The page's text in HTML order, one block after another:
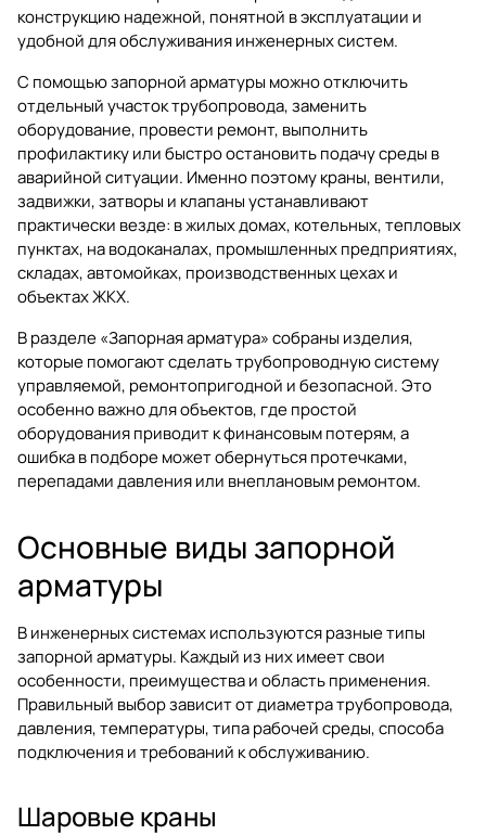
конструкцию надежной, понятной в эксплуатации и
удобной для обслуживания инженерных систем.
С помощью запорной арматуры можно отключить
отдельный участок трубопровода, заменить
оборудование, провести ремонт, выполнить
профилактику или быстро остановить подачу среды в
аварийной ситуации. Именно поэтому краны, вентили,
задвижки, затворы и клапаны устанавливают
практически везде: в жилых домах, котельных, тепловых
пунктах, на водоканалах, промышленных предприятиях,
складах, автомойках, производственных цехах и
объектах ЖКХ.
В разделе«Запорная арматура»собраны изделия,
которые помогают сделать трубопроводную систему
управляемой, ремонтопригодной и безопасной. Это
особенно важно для объектов, где простой
оборудования приводит к финансовым потерям, а
ошибка в подборе может обернуться протечками,
перепадами давления или внеплановым ремонтом.
Основные виды запорной
арматуры
В инженерных системах используются разные типы
запорной арматуры. Каждый из них имеет свои
особенности, преимущества и область применения.
Правильный выбор зависит от диаметра трубопровода,
давления, температуры, типа рабочей среды, способа
подключения и требований к обслуживанию.
Шаровые краны